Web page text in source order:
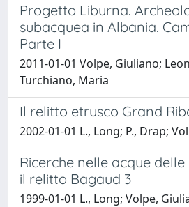
Progetto Liburna.
subacquea in Albania.
Parte I
2011-01-01 Volpe, Giuliano;
Turchiano, Maria
Il relitto etrusco Grand
2002-01-01 L., Long; P., Drap;
Ricerche nelle acque delle
il relitto Bagaud 3
1999-01-01 L., Long; Volpe,